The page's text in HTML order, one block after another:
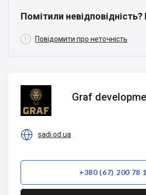
Помітили
 Повідомити про неточність
Graf
development
Graf
 sadi.od.ua
+380 (67) 200 78